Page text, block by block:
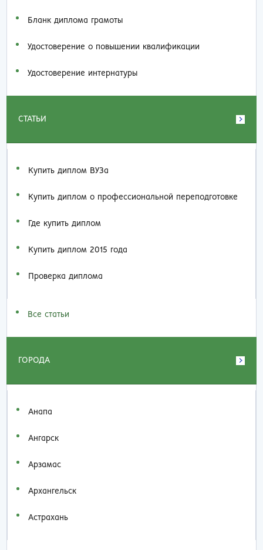
Бланк диплома грамоты
Удостоверение о повышении квалификации
Удостоверение интернатуры
СТАТЬИ
Купить диплом ВУЗа
Купить диплом о профессиональной переподготовке
Где купить диплом
Купить диплом 2015 года
Проверка диплома
Все статьи
ГОРОДА
Анапа
Ангарск
Арзамас
Архангельск
Астрахань